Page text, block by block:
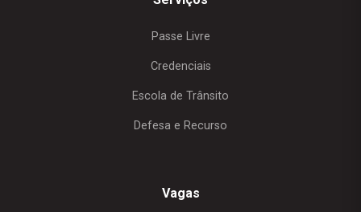
Passe Livre
Credenciais
Escola de Trânsito
Defesa e Recurso
Vagas